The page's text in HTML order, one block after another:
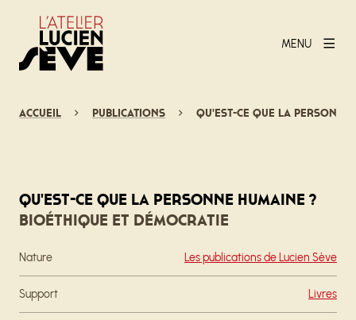
MENU
Accueil Publications Qu'est-ce que la personne
Qu'est-ce que la personne humaine ?
Bioéthique et démocratie
Nature Les publications de Lucien Sève
Support Livres